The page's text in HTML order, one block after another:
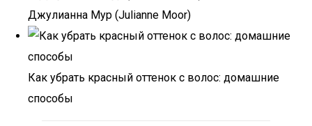
Джулианна Мур (Julianne Moor)
Как убрать красный оттенок с волос: домашние
способы